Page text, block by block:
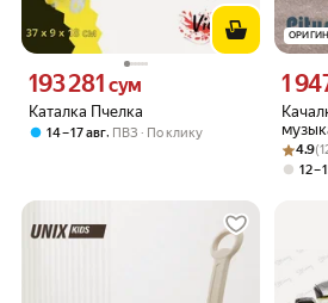
Каталка Пчелка
Цена 193281 сум вместо
193 281 сум
14 – 17 авг, ПВЗ По клику
Ежик,
Цена
1
4.9
12 –